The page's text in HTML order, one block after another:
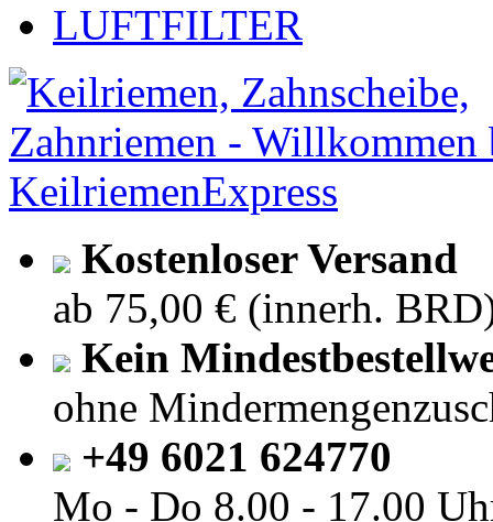
LUFTFILTER
Kostenloser Versand
ab 75,00 € (innerh.
Kein
ohne
+49 6021 624770
Mo - Do 8.00 - 17.00